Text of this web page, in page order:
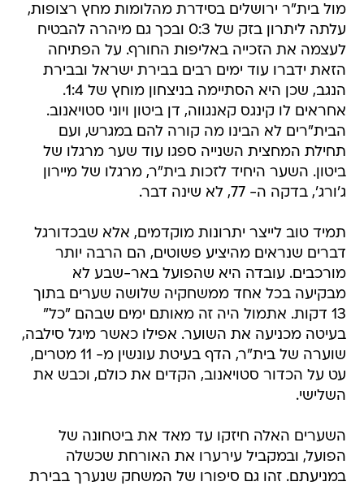
מול בית"ר ירושלים בסידרת מהלומות מחץ רצופות,
עלתה ליתרון בזק של 0:3 ובכך גם מיהרה להבטיח
לעצמה את הזכייה באליפות החורף. על הפתיחה
הזאת ידברו עוד ימים רבים בבירת ישראל ובבירת
הנגב, שכן היא הסתיימה בניצחון מוחץ של 1:4.
אחראים לו קינגס קאנגווה, דן ביטון ויוני סטויאנוב.
הבית"רים לא הבינו מה קורה להם במגרש, ועם
תחילת המחצית השנייה ספגו עוד שער מרגלו של
ביטון. השער היחיד לזכות בית"ר, מרגלו של מיירון
ג'ורג', בדקה ה- 77, לא שינה דבר.
תמיד טוב לייצר יתרונות מוקדמים, אלא שבכדורגל
דברים שנראים מהיציע פשוטים, הם הרבה יותר
מורכבים. עובדה היא שהפועל באר-שבע לא
מבקיעה בכל אחד ממשחקיה שלושה שערים בתוך
13 דקות. אתמול היה זה מאותם ימים שבהם "כל"
בעיטה מכניעה את השוער. אפילו כאשר מיגל סילבה,
שוערה של בית"ר, הדף בעיטת עונשין מ- 11 מטרים,
עט על הכדור סטויאנוב, הקדים את כולם, וכבש את
השלישי.
השערים האלה חיזקו עד מאד את ביטחונה של
הפועל, ובמקביל עירערו את האורחת שכשלה
במניעתם. זהו גם סיפורו של המשחק שנערך בבירת